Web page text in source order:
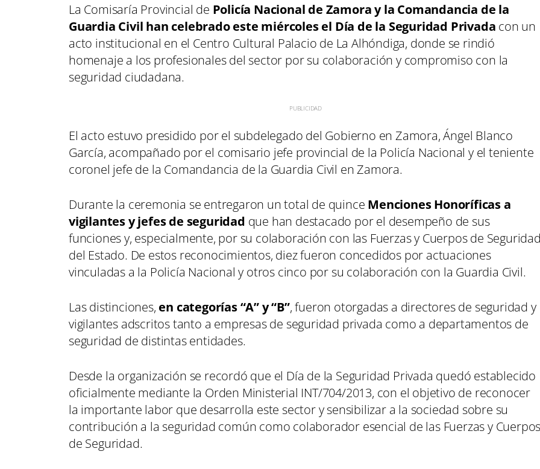
La Comisaría Provincial de Policía Nacional de Zamora y la Comandancia de la
Guardia Civil han celebrado este miércoles el Día de la Seguridad Privada con un
acto institucional en el Centro Cultural Palacio de La Alhóndiga, donde se rindió
homenaje a los profesionales del sector por su colaboración y compromiso con la
seguridad ciudadana.
El acto estuvo presidido por el subdelegado del Gobierno en Zamora, Ángel Blanco
García, acompañado por el comisario jefe provincial de la Policía Nacional y el teniente
coronel jefe de la Comandancia de la Guardia Civil en Zamora.
Durante la ceremonia se entregaron un total de quince Menciones Honoríficas a
vigilantes y jefes de seguridad que han destacado por el desempeño de sus
funciones y, especialmente, por su colaboración con las Fuerzas y Cuerpos de
del Estado. De estos reconocimientos, diez fueron concedidos por actuaciones
vinculadas a la Policía Nacional y otros cinco por su colaboración con la Guardia Civil.
Las distinciones, en categorías “A” y “B”, fueron otorgadas a directores de seguridad y
vigilantes adscritos tanto a empresas de seguridad privada como a departamentos de
seguridad de distintas entidades.
Desde la organización se recordó que el Día de la Seguridad Privada quedó establecido
oficialmente mediante la Orden Ministerial INT/704/2013, con el objetivo de reconocer
la importante labor que desarrolla este sector y sensibilizar a la sociedad sobre su
contribución a la seguridad común como colaborador esencial de las Fuerzas y
de Seguridad.